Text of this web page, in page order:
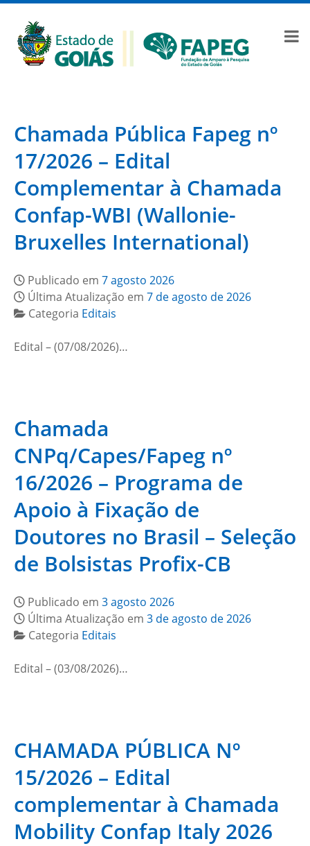
Chamada Pública Fapeg nº
17/2026 – Edital
Complementar à Chamada
Confap-WBI (Wallonie-
Bruxelles International)
Publicado em 7 agosto 2026
Última Atualização em 7 de agosto de 2026
Categoria Editais
Edital – (07/08/2026)…
Chamada
CNPq/Capes/Fapeg nº
16/2026 – Programa de
Apoio à Fixação de
Doutores no Brasil – Seleção
de Bolsistas Profix-CB
Publicado em 3 agosto 2026
Última Atualização em 3 de agosto de 2026
Categoria Editais
Edital – (03/08/2026)…
CHAMADA PÚBLICA Nº
15/2026 – Edital
complementar à Chamada
Mobility Confap Italy 2026